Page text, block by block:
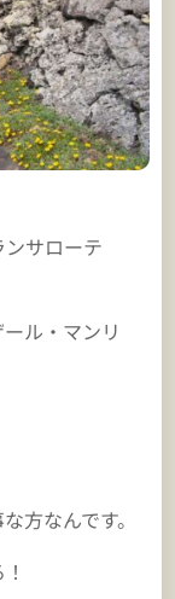
サローテ
ル・マンリ
方なんです。